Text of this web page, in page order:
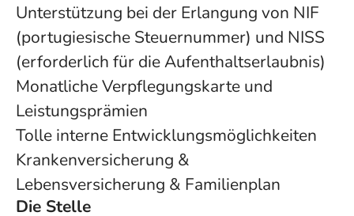
Unterstützung bei der Erlangung von NIF
(portugiesische Steuernummer) und NISS
(erforderlich für die Aufenthaltserlaubnis)
Monatliche Verpflegungskarte und
Leistungsprämien
Tolle interne Entwicklungsmöglichkeiten
Krankenversicherung &
Lebensversicherung & Familienplan
Die Stelle